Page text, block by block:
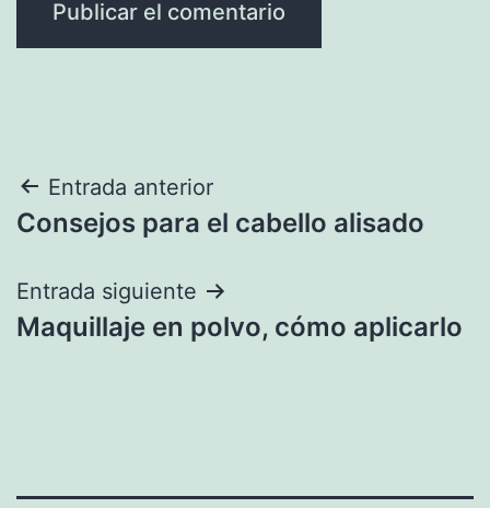
Navegación
de
entradas
Entrada anterior
Consejos para el cabello alisado
Entrada siguiente
Maquillaje en polvo, cómo aplicarlo